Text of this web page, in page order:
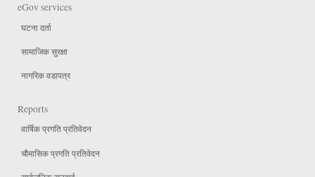
eGov services
घटना दर्ता
सामाजिक सुरक्षा
नागरिक वडापत्र
Reports
वार्षिक प्रगति प्रतिवेदन
चौमासिक प्रगति प्रतिवेदन